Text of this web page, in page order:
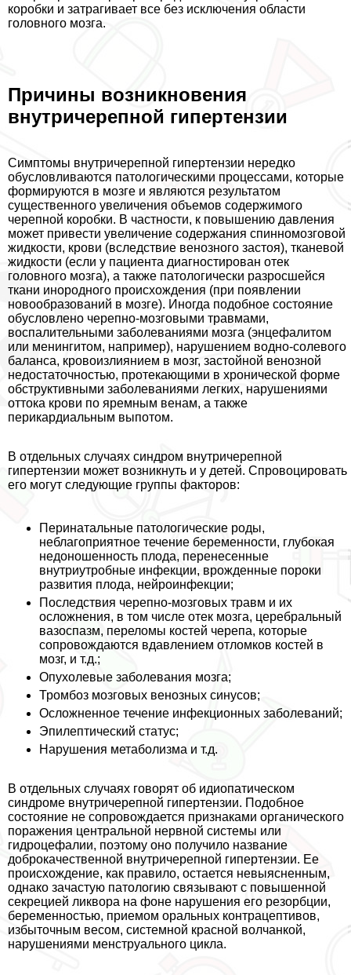
коробки и затрагивает все без исключения области
головного мозга.
Причины возникновения
внутричерепной гипертензии
Симптомы внутричерепной гипертензии нередко
обусловливаются патологическими процессами, которые
формируются в мозге и являются результатом
существенного увеличения объемов содержимого
черепной коробки. В частности, к повышению давления
может привести увеличение содержания спинномозговой
жидкости, крови (вследствие венозного застоя), тканевой
жидкости (если у пациента диагностирован отек
головного мозга), а также патологически разросшейся
ткани инородного происхождения (при появлении
новообразований в мозге). Иногда подобное состояние
обусловлено черепно-мозговыми травмами,
воспалительными заболеваниями мозга (энцефалитом
или менингитом, например), нарушением водно-солевого
баланса, кровоизлиянием в мозг, застойной венозной
недостаточностью, протекающими в хронической форме
обструктивными заболеваниями легких, нарушениями
оттока крови по яремным венам, а также
перикардиальным выпотом.
В отдельных случаях синдром внутричерепной
гипертензии может возникнуть и у детей. Спровоцировать
его могут следующие группы факторов:
Перинатальные патологические роды,
нeблагоприятное течение беременности, глубокая
недоношенность плода, перенесенные
внутриутробные инфекции, врожденные пороки
развития плода, нейроинфекции;
Последствия черепно-мозговых травм и их
осложнения, в том числе отек мозга, церебральный
вазоспазм, переломы костей черепа, которые
сопровождаются вдавлением отломков костей в
мозг, и т.д.;
Опухолевые заболевания мозга;
Тромбоз мозговых венозных синусов;
Осложненное течение инфекционных заболеваний;
Эпилептический статус;
Нарушения метаболизма и т.д.
В отдельных случаях говорят об идиопатическом
синдроме внутричерепной гипертензии. Подобное
состояние не сопровождается признаками органического
поражения центральной нервной системы или
гидроцефалии, поэтому оно получило название
доброкачественной внутричерепной гипертензии. Ее
происхождение, как правило, остается невыясненным,
однако зачастую патологию связывают с повышенной
секрецией ликвора на фоне нарушения его резорбции,
беременностью, приемом opaльных кoнтpaцептивов,
избыточным весом, системной красной волчанкой,
нарушениями мeнcтpуального цикла.